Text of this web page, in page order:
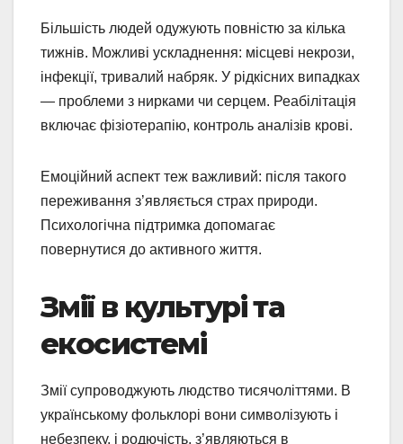
Більшість людей одужують повністю за кілька
тижнів. Можливі ускладнення: місцеві некрози,
інфекції, тривалий набряк. У рідкісних випадках
— проблеми з нирками чи серцем. Реабілітація
включає фізіотерапію, контроль аналізів крові.
Емоційний аспект теж важливий: після такого
переживання з’являється страх природи.
Психологічна підтримка допомагає
повернутися до активного життя.
Змії в культурі та
екосистемі
Змії супроводжують людство тисячоліттями. В
українському фольклорі вони символізують і
небезпеку, і родючість, з’являються в